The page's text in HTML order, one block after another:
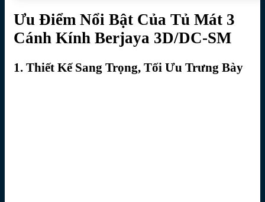
Ưu Điểm Nổi Bật Của Tủ Mát 3
Cánh Kính Berjaya 3D/DC-SM
1. Thiết Kế Sang Trọng, Tối Ưu Trưng Bày